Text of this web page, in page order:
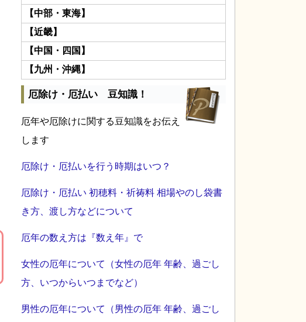
【中部・東海】
【近畿】
【中国・四国】
【九州・沖縄】
厄除け・厄払い 豆知識！
厄年や厄除けに関する豆知識をお伝え
します
厄除け・厄払いを行う時期はいつ？
厄除け・厄払い 初穂料・祈祷料 相場やのし袋書
き方、渡し方などについて
厄年の数え方は『数え年』で
女性の厄年について（女性の厄年 年齢、過ごし
方、いつからいつまでなど）
男性の厄年について（男性の厄年 年齢、過ごし